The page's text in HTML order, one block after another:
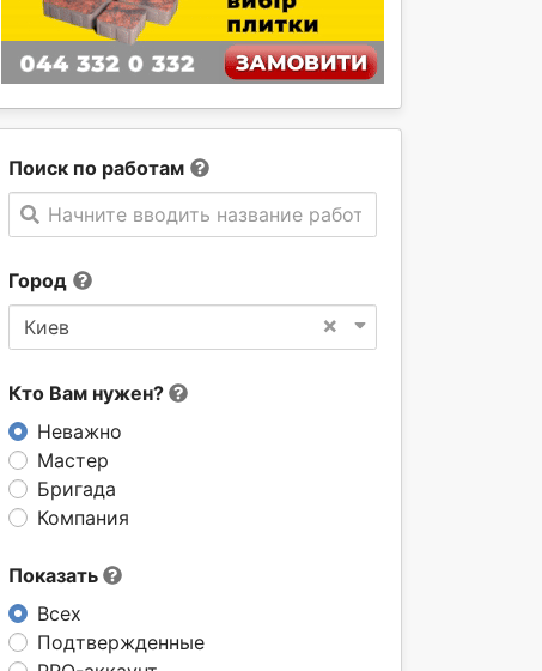
Поиск по работам
Начните вводить название работы
Город
×
Киев
Кто Вам нужен?
Неважно
Мастер
Бригада
Компания
Показать
Всех
Подтвержденные